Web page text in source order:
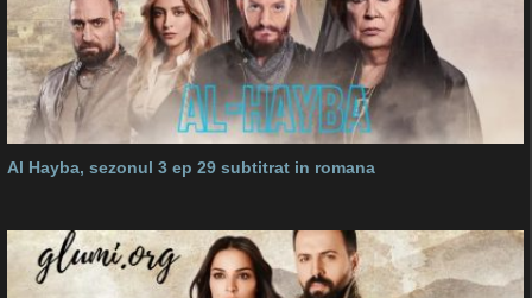
Al Hayba, sezonul 3 ep 29 subtitrat in romana